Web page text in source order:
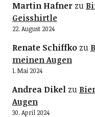
Martin Hafnerzu
Geisshirtle
22. August 2024
Renate Schiffkozu
meinen Augen
1. Mai 2024
Andrea Dikelzu
Augen
30. April 2024